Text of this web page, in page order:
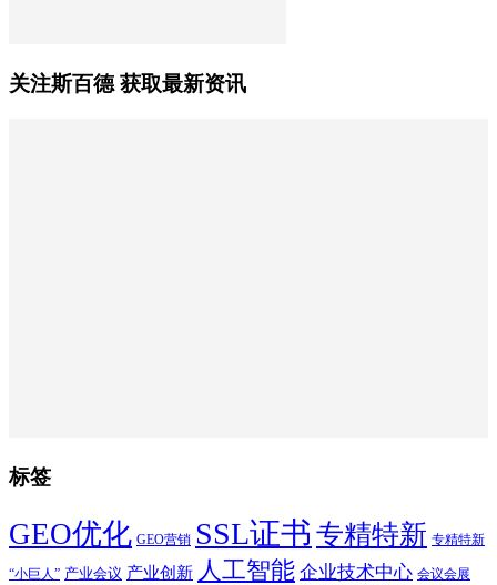
关注斯百德 获取最新资讯
标签
GEO优化 GEO营销 SSL证书 专精特新 专精特新
“小巨人” 产业会议 产业创新 人工智能 企业技术中心 会议会展